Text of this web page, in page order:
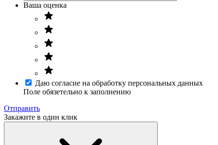
Ваша оценка
Даю согласие на обработку персональных данных
Поле обязетельно к заполнению
Отправить
Закажите в один клик